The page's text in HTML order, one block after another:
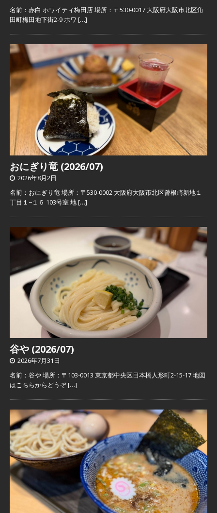
名前：赤白 ホワイティ梅田店 場所：〒530-0017 大阪府大阪市北区角
田町梅田地下街2-9 ホワ […]
おにぎり竜 (2026/07)
2026年8月2日
名前：おにぎり竜 場所：〒530-0002 大阪府大阪市北区曾根崎新地１
丁目１−１６ 103号室 地[…]
谷や (2026/07)
2026年7月31日
名前：谷や 場所：〒103-0013 東京都中央区日本橋人形町2-15-17 地図
はこちらからどうぞ[…]